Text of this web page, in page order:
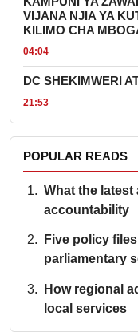
VIJANA NJIA YA
KILIMO CHA
04:04
DC SHEKIMWERI
21:53
POPULAR READS
What the
accountability
Five policy
parliamentary
How regional
local services